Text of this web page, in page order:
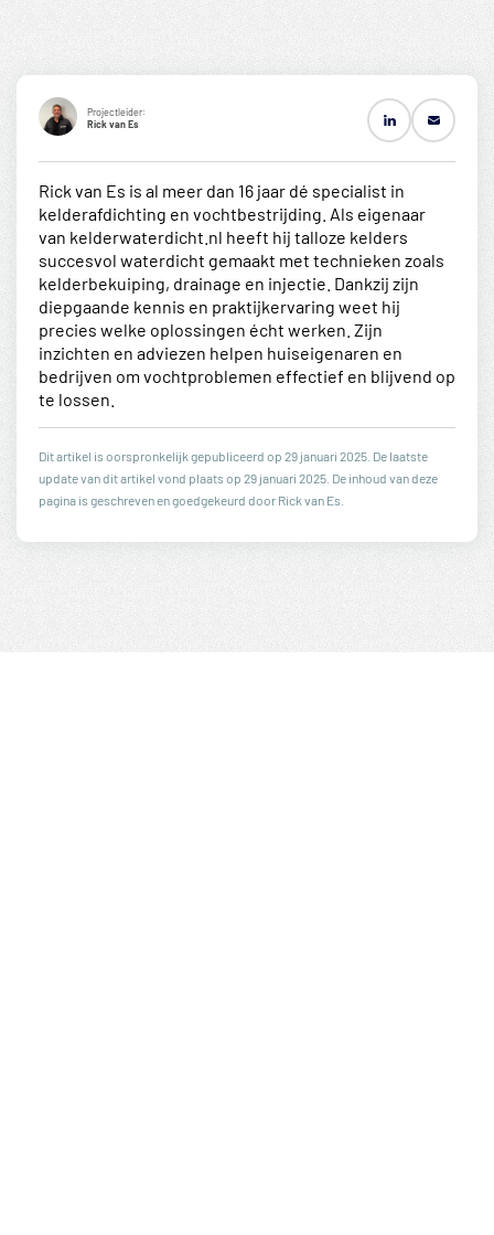
Projectleider:
Rick van Es
Rick van Es is al meer dan 16 jaar dé specialist in
kelderafdichting en vochtbestrijding. Als eigenaar
van kelderwaterdicht.nl heeft hij talloze kelders
succesvol waterdicht gemaakt met technieken zoals
kelderbekuiping, drainage en injectie. Dankzij zijn
diepgaande kennis en praktijkervaring weet hij
precies welke oplossingen écht werken. Zijn
inzichten en adviezen helpen huiseigenaren en
bedrijven om vochtproblemen effectief en blijvend op
te lossen.
Dit artikel is oorspronkelijk gepubliceerd op 29 januari 2025. De laatste
update van dit artikel vond plaats op 29 januari 2025. De inhoud van deze
pagina is geschreven en goedgekeurd door Rick van Es.